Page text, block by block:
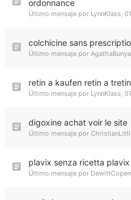
ordonnance
Último mensaje por LynnKlass,
colchicine sans
Último mensaje por
retin a kaufen retin a
Último mensaje por LynnKlass,
digoxine achat voir le site
Último mensaje por
plavix senza ricetta
Último mensaje por